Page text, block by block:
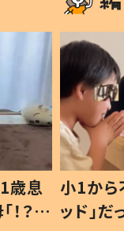
歳息
？」
小1から
ッド」